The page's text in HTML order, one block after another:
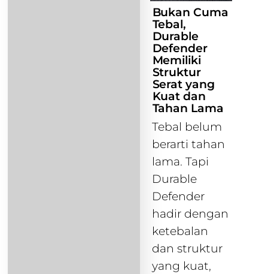
Bukan Cuma
Tebal,
Durable
Defender
Memiliki
Struktur
Serat yang
Kuat dan
Tahan Lama
Tebal belum
berarti tahan
lama. Tapi
Durable
Defender
hadir dengan
ketebalan
dan struktur
yang kuat,